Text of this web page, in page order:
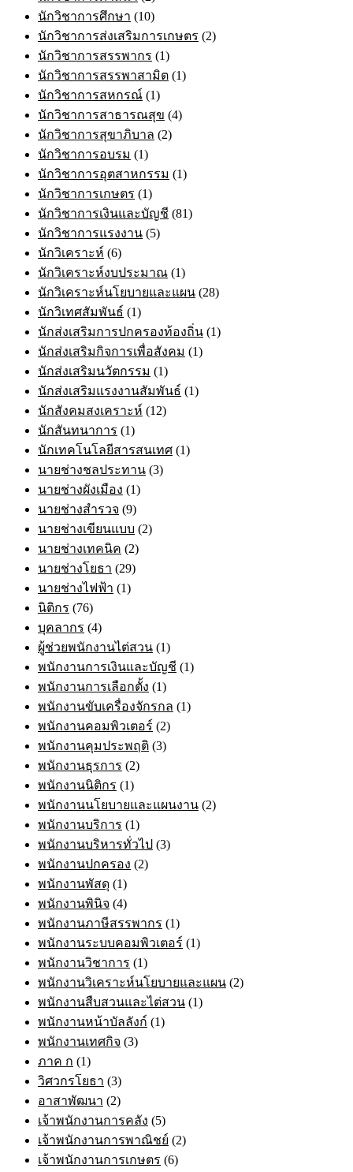
นักวิชาการศึกษา (10)
นักวิชาการส่งเสริมการเกษตร (2)
นักวิชาการสรรพากร (1)
นักวิชาการสรรพาสามิต (1)
นักวิชาการสหกรณ์ (1)
นักวิชาการสาธารณสุข (4)
นักวิชาการสุขาภิบาล (2)
นักวิชาการอบรม (1)
นักวิชาการอุตสาหกรรม (1)
นักวิชาการเกษตร (1)
นักวิชาการเงินและบัญชี (81)
นักวิชาการแรงงาน (5)
นักวิเคราะห์ (6)
นักวิเคราะห์งบประมาณ (1)
นักวิเคราะห์นโยบายและแผน (28)
นักวิเทศสัมพันธ์ (1)
นักส่งเสริมการปกครองท้องถิ่น (1)
นักส่งเสริมกิจการเพื่อสังคม (1)
นักส่งเสริมนวัตกรรม (1)
นักส่งเสริมแรงงานสัมพันธ์ (1)
นักสังคมสงเคราะห์ (12)
นักสันทนาการ (1)
นักเทคโนโลยีสารสนเทศ (1)
นายช่างชลประทาน (3)
นายช่างผังเมือง (1)
นายช่างสำรวจ (9)
นายช่างเขียนแบบ (2)
นายช่างเทคนิค (2)
นายช่างโยธา (29)
นายช่างไฟฟ้า (1)
นิติกร (76)
บุคลากร (4)
ผู้ช่วยพนักงานไต่สวน (1)
พนักงานการเงินและบัญชี (1)
พนักงานการเลือกตั้ง (1)
พนักงานขับเครื่องจักรกล (1)
พนักงานคอมพิวเตอร์ (2)
พนักงานคุมประพฤติ (3)
พนักงานธุรการ (2)
พนักงานนิติกร (1)
พนักงานนโยบายและแผนงาน (2)
พนักงานบริการ (1)
พนักงานบริหารทั่วไป (3)
พนักงานปกครอง (2)
พนักงานพัสดุ (1)
พนักงานพินิจ (4)
พนักงานภาษีสรรพากร (1)
พนักงานระบบคอมพิวเตอร์ (1)
พนักงานวิชาการ (1)
พนักงานวิเคราะห์นโยบายและแผน (2)
พนักงานสืบสวนและไต่สวน (1)
พนักงานหน้าบัลลังก์ (1)
พนักงานเทศกิจ (3)
ภาค ก (1)
วิศวกรโยธา (3)
อาสาพัฒนา (2)
เจ้าพนักงานการคลัง (5)
เจ้าพนักงานการพาณิชย์ (2)
เจ้าพนักงานการเกษตร (6)